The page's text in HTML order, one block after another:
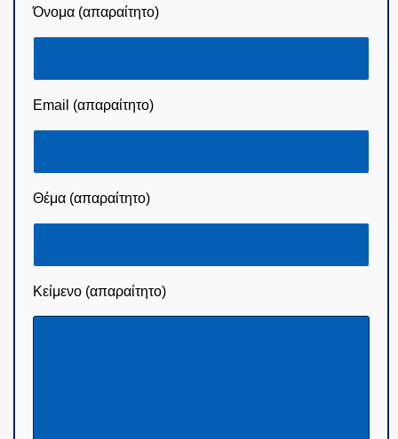
Όνομα (απαραίτητο)
Email (απαραίτητο)
Θέμα (απαραίτητο)
Κείμενο (απαραίτητο)